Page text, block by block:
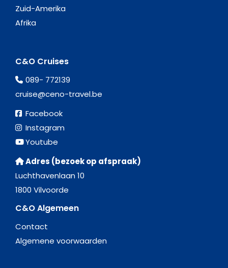
Zuid-Amerika
Afrika
C&O Cruises
089- 772139
cruise@ceno-travel.be
Facebook
Instagram
Youtube
Adres (bezoek op afspraak)
Luchthavenlaan 10
1800 Vilvoorde
C&O Algemeen
Contact
Algemene voorwaarden